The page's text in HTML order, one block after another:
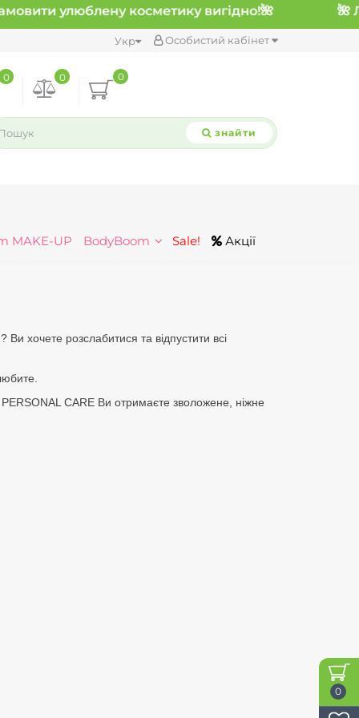
улюблену косметику вигідно!🌺
0
Особистий кабінет
Укр
0
0
0
знайти
MAKE-UP BodyBoom Sale! Акції
хочете розслабитися та відпустити всі
CARE Ви отримаєте зволожене, ніжне